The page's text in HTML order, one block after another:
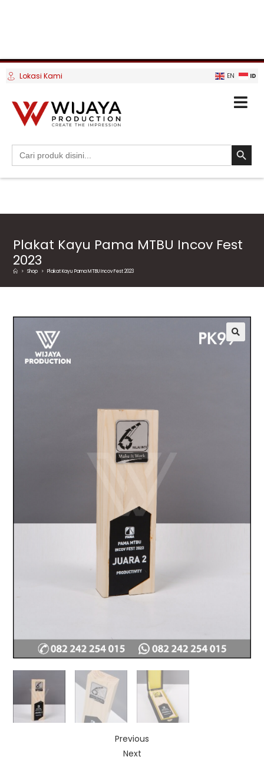
Lokasi Kami EN ID
Search
for:
SEARCH
Plakat Kayu Pama MTBU Incov Fest
2023
> Shop > Plakat Kayu Pama MTBU Incov Fest 2023
Previous
Next